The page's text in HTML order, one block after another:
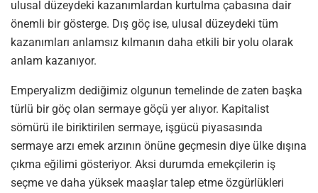
ulusal düzeydeki kazanımlardan kurtulma çabasına dair
önemli bir gösterge. Dış göç ise, ulusal düzeydeki tüm
kazanımları anlamsız kılmanın daha etkili bir yolu olarak
anlam kazanıyor.
Emperyalizm dediğimiz olgunun temelinde de zaten başka
türlü bir göç olan sermaye göçü yer alıyor. Kapitalist
sömürü ile biriktirilen sermaye, işgücü piyasasında
sermaye arzı emek arzının önüne geçmesin diye ülke dışına
çıkma eğilimi gösteriyor. Aksi durumda emekçilerin iş
seçme ve daha yüksek maaşlar talep etme özgürlükleri